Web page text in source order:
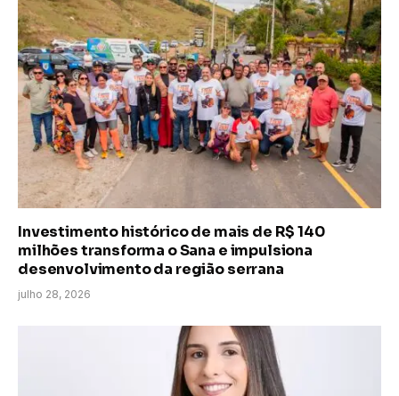
Investimento histórico de mais de R$ 140
milhões transforma o Sana e impulsiona
desenvolvimento da região serrana
julho 28, 2026